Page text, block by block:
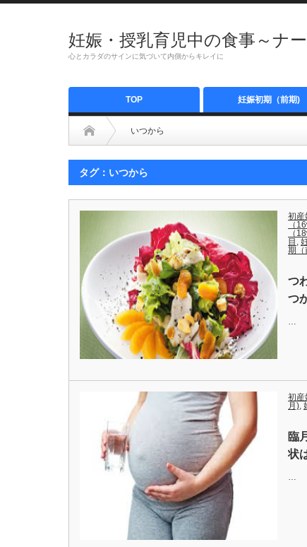
妊娠・授乳育児中の食事～ナ
心とカラダのサインに気づいて内側からキレイに
TOP 妊娠初期（前期)
いつから
タグ：いつから
初産
（
（
目 ,
期（
つ
つ
…
初産
月),
臨
状
…